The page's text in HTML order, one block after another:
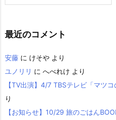
最近のコメント
安藤 に けそや より
ユノリリ に へべれけ より
【TV出演】4/7 TBSテレビ「マツコ
り
【お知らせ】10/29 旅のごはん